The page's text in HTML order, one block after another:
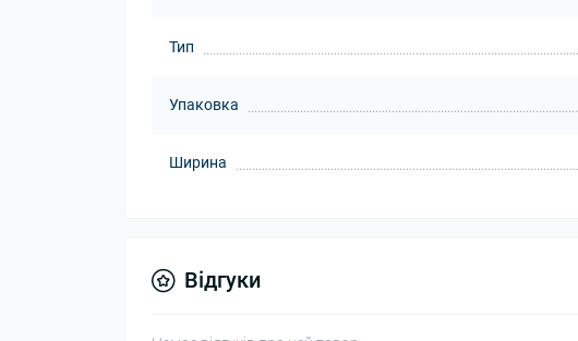
Тип
Упаковка
Ширина
Відгуки